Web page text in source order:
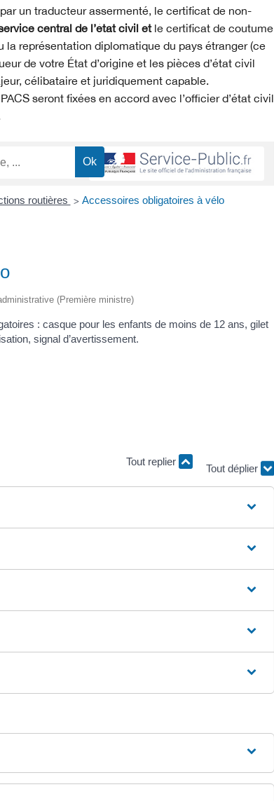
un traducteur assermenté, le certificat de non-
central de l’état civil etle certificat de coutume
représentation diplomatique du pays étranger (ce
de votre État d’origine et les pièces d’état civil
célibataire et juridiquement capable.
seront fixées en accord avec l’officier d’état civil
routières > Accessoires obligatoires à vélo
(Première ministre)
: casque pour les enfants de moins de 12 ans, gilet
signal d’avertissement.
Tout replier